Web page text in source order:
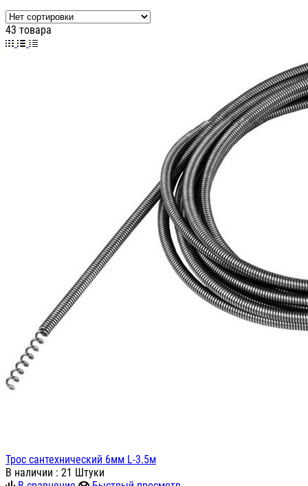
43 товара
Трос сантехнический 6мм L-3.5м
В наличии : 21 Штуки